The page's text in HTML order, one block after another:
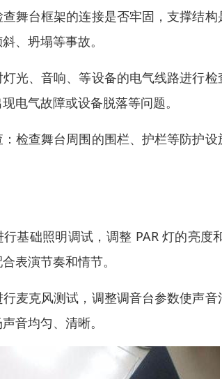
舞台框架的连接是否牢固，支撑结
、坍塌等事故。
光、音响、等设备的电气线路进行
电气故障或设备脱落等问题。
检查舞台周围的围栏、护栏等防护
基础照明调试，调整 PAR 灯的亮
表演节奏和情节。
麦克风测试，调整调音台参数使声
音均匀、清晰。